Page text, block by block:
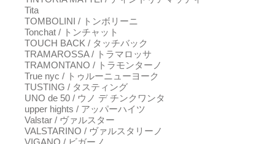
Tita
TOMBOLINI / トンボリーニ
Tonchat / トンチャット
TOUCH BACK / タッチバック
TRAMAROSSA / トラマロッサ
TRAMONTANO / トラモンターノ
True nyc / トゥルーニューヨーク
TUSTING / タスティング
UNO de 50 / ウノ デ チンクワンタ
upper hights / アッパーハイツ
Valstar / ヴァルスター
VALSTARINO / ヴァルスタリーノ
VIGANO / ビガーノ